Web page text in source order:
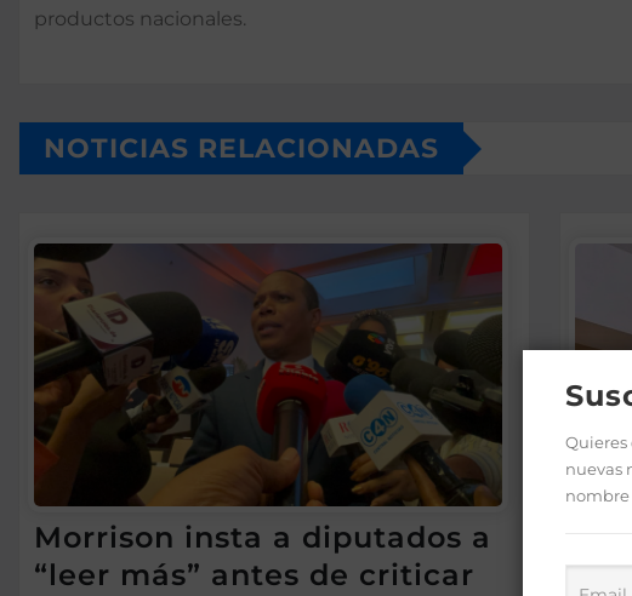
productos nacionales.
NOTICIAS RELACIONADAS
Morrison insta a diputados a
“leer más” antes de criticar
nuevas
nombre